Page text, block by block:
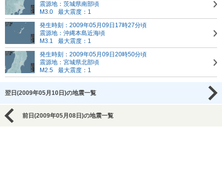
震源地：茨城県南部頃
M3.0
最大震度：1
発生時刻：2009年05月09日17時27分頃
震源地：沖縄本島近海頃
M3.1
最大震度：1
発生時刻：2009年05月09日20時50分頃
震源地：宮城県北部頃
M2.5
最大震度：1
翌日(2009年05月10日)の地震一覧
前日(2009年05月08日)の地震一覧